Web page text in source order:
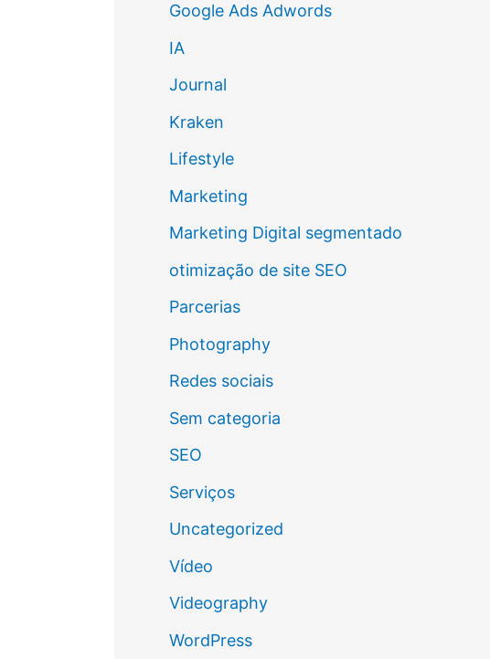
Google Ads Adwords
IA
Journal
Kraken
Lifestyle
Marketing
Marketing Digital segmentado
otimização de site SEO
Parcerias
Photography
Redes sociais
Sem categoria
SEO
Serviços
Uncategorized
Vídeo
Videography
WordPress